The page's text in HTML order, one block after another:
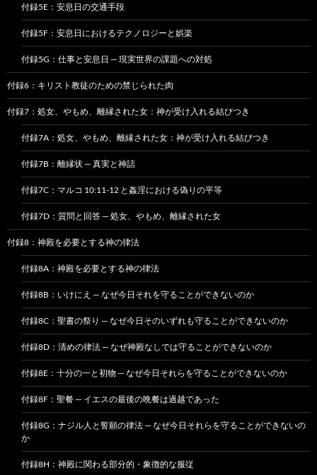
付録5E：安息日の交通手段
付録5F：安息日におけるテクノロジーと娯楽
付録5G：仕事と安息日 — 現実世界の課題への対処
付録6：キリスト教徒のための禁じられた肉
付録7：処女、やもめ、離縁された女：神が受け入れる結びつき
付録7A：処女、やもめ、離縁された女：神が受け入れる結びつき
付録7B：離縁状 — 真実と神話
付録7C：マルコ 10:11-12 と姦淫における偽りの平等
付録7D：質問と回答 — 処女、やもめ、離縁された女
付録8：神殿を必要とする神の律法
付録8A：神殿を必要とする神の律法
付録8B：いけにえ — なぜ今日それを守ることができないのか
付録8C：聖書の祭り — なぜ今日そのいずれも守ることができないのか
付録8D：清めの律法 — なぜ神殿なしでは守ることができないのか
付録8E：十分の一と初物 — なぜ今日それらを守ることができないのか
付録8F：聖餐 — イエスの最後の晩餐は過越であった
付録8G：ナジル人と誓願の律法 — なぜ今日それらを守ることができないの
か
付録8H：神殿に関わる部分的・象徴的な服従